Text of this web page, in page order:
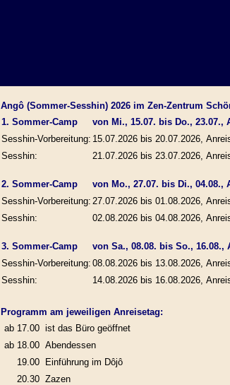
Angô (Sommer-Sesshin) 2026 im Zen-Zentrum
1. Sommer-Camp
von Mi., 15.07. bis Do., 23.07.,
Sesshin-Vorbereitung: 15.07.2026 bis 20.07.2026,
Sesshin:
21.07.2026 bis 23.07.2026,
2. Sommer-Camp
von Mo., 27.07. bis Di., 04.08.,
Sesshin-Vorbereitung: 27.07.2026 bis 01.08.2026,
Sesshin:
02.08.2026 bis 04.08.2026,
3. Sommer-Camp
von Sa., 08.08. bis So., 16.08.,
Sesshin-Vorbereitung: 08.08.2026 bis 13.08.2026,
Sesshin:
14.08.2026 bis 16.08.2026,
Programm am jeweiligen Anreisetag:
ab 17.00 ist das Büro geöffnet
ab 18.00 Abendessen
19.00
Einführung im Dôjô
20.30 Zazen